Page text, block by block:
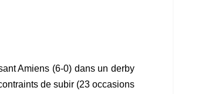
Amiens (6-0) dans un derby
de subir (23 occasions